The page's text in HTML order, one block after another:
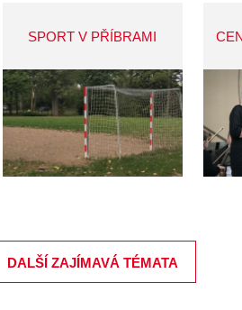
SPORT V PŘÍBRAMI
DALŠÍ ZAJÍMAVÁ TÉMATA